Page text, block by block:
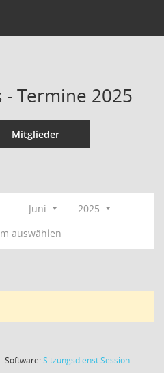
- Termine 2025
Mitglieder
Juni
2025
auswählen
Software:SitzungsdienstSession(Wird in